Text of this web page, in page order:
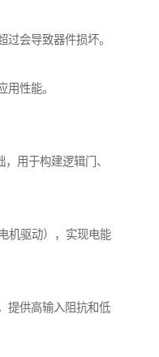
会导致器件损坏。
用性能。
用于构建逻辑门、
机驱动），实现电能
提供高输入阻抗和低